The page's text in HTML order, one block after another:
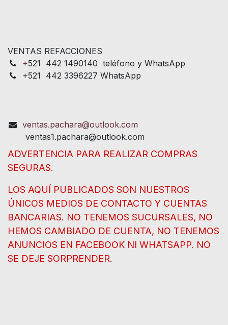
VENTAS REFACCIONES
+521 442 1490140 teléfono y WhatsApp
+521 442 3396227 WhatsApp
ventas.pachara@outlook.com
ventas1.pachara@outlook.com
ADVERTENCIA PARA REALIZAR COMPRAS
SEGURAS.
LOS AQUÍ PUBLICADOS SON NUESTROS
ÚNICOS MEDIOS DE CONTACTO Y CUENTAS
BANCARIAS. NO TENEMOS SUCURSALES, NO
HEMOS CAMBIADO DE CUENTA, NO TENEMOS
ANUNCIOS EN FACEBOOK NI WHATSAPP. NO
SE DEJE SORPRENDER.